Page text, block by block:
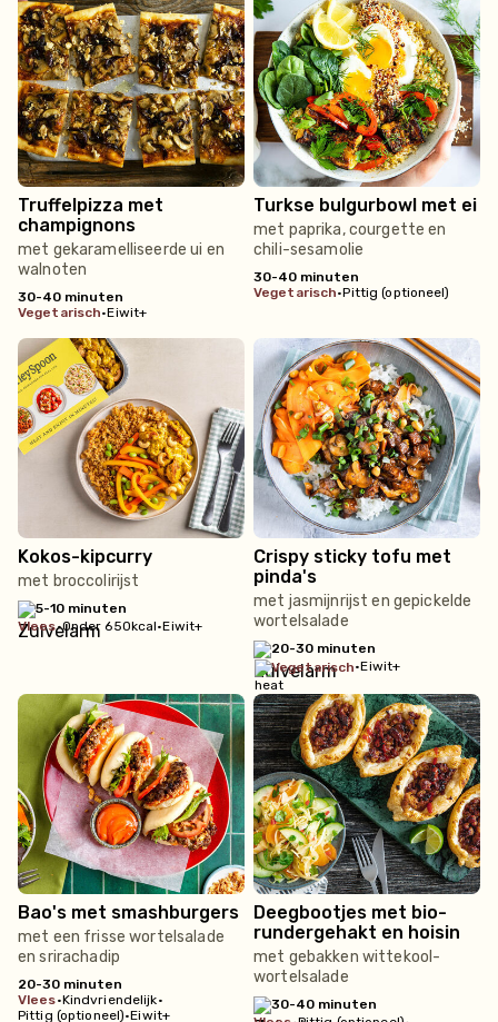
Truffelpizza met
champignons
met gekaramelliseerde ui en
walnoten
30-40 minuten
vegetarisch•Eiwit+
Turkse bulgurbowl met ei
met paprika, courgette en
chili-sesamolie
30-40 minuten
vegetarisch•Pittig (optioneel)
Kokos-kipcurry
met broccolirijst
5-10 minuten
vlees•Onder 650kcal•Eiwit+
Crispy sticky tofu met
pinda's
met jasmijnrijst en gepickelde
wortelsalade
20-30 minuten
vegetarisch•Eiwit+
Bao's met smashburgers
met een frisse wortelsalade
en srirachadip
20-30 minuten
vlees•Kindvriendelijk•
Pittig (optioneel)•Eiwit+
Deegbootjes met bio-
rundergehakt en hoisin
met gebakken wittekool-
wortelsalade
30-40 minuten